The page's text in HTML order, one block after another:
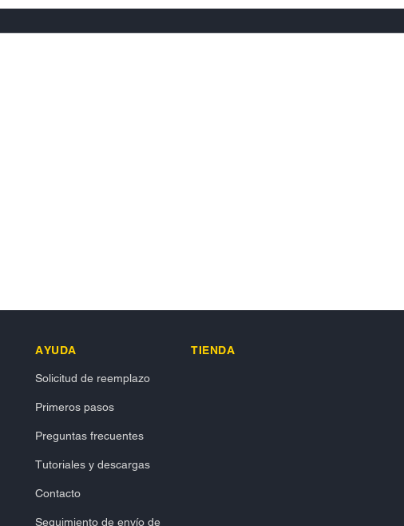
AYUDA
Solicitud de reemplazo
Primeros pasos
Preguntas frecuentes
Tutoriales y descargas
Contacto
Seguimiento de envío de
TIENDA